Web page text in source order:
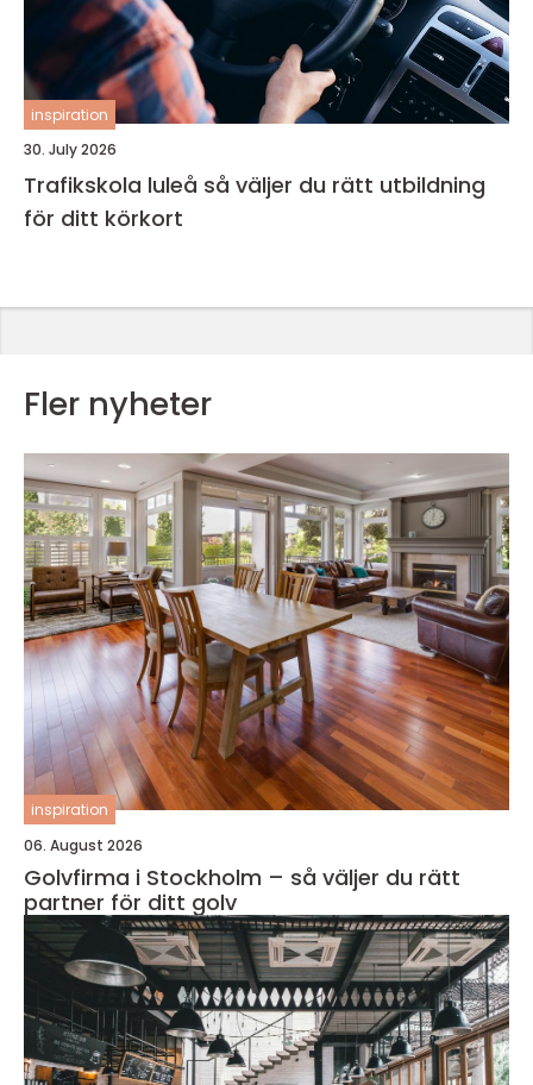
inspiration
30. July 2026
Trafikskola luleå så väljer du rätt utbildning
för ditt körkort
Fler nyheter
inspiration
06. August 2026
Golvfirma i Stockholm – så väljer du rätt
partner för ditt golv